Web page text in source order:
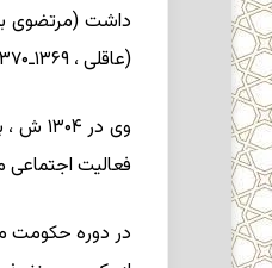
(عاقلی ، ۱۳۶۹ـ۱۳۷۰ ش ، ج ۱، ص ۱۲۶؛ همو، ۱۳۷۰ ش ، ص ۳۳۹؛ کریمیان ، همانجا).
فعالیت اجتماعی مهمی شرکت
در دوره حکومت